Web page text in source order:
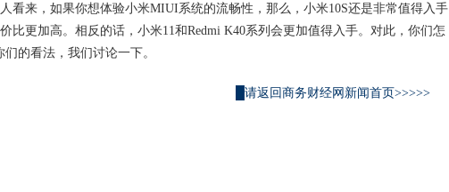
看来，如果你想体验小米MIUI系统的流畅性，那么，小米10S还是非常值得入手
比更加高。相反的话，小米11和Redmi K40系列会更加值得入手。对此，你们怎
的看法，我们讨论一下。
█请返回商务财经网新闻首页>>>>>